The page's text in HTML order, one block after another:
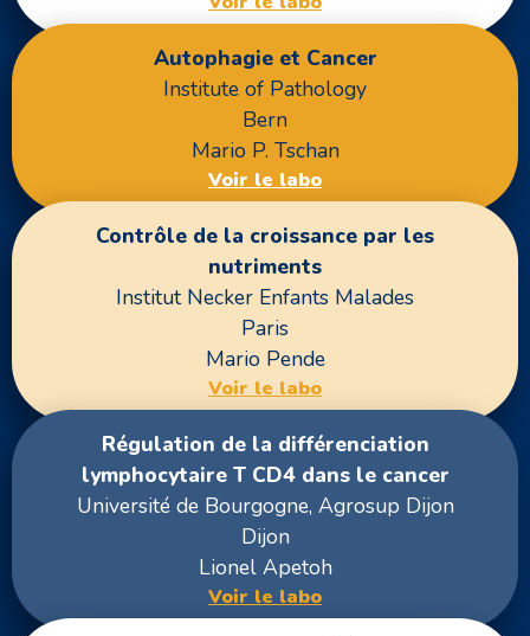
Autophagie et Cancer
Institute of Pathology
Bern
Mario P. Tschan
Voir le labo
Contrôle de la croissance par les
nutriments
Institut Necker Enfants Malades
Paris
Mario Pende
Voir le labo
Régulation de la différenciation
lymphocytaire T CD4 dans le cancer
Université de Bourgogne, Agrosup Dijon
Dijon
Lionel Apetoh
Voir le labo